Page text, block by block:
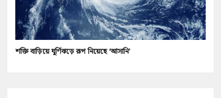
শক্তি বাড়িয়ে ঘূর্ণিঝড়ে রূপ নিয়েছে ‘আসানি’